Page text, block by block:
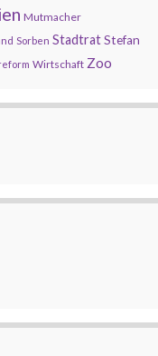
Mutmacher
Sorben StadtratStefan
Wirtschaft Zoo